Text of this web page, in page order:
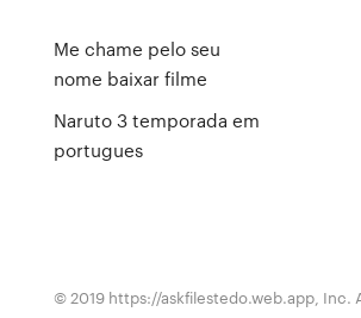
Me chame pelo seu
nome baixar filme
Naruto 3 temporada em
portugues
© 2019 https://askfilestedo.web.app, Inc.